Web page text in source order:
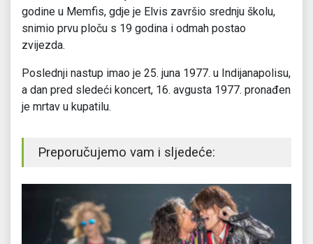
godine u Memfis, gdje je Elvis završio srednju školu,
snimio prvu ploču s 19 godina i odmah postao
zvijezda.
Poslednji nastup imao je 25. juna 1977. u Indijanapolisu,
a dan pred sledeći koncert, 16. avgusta 1977. pronađen
je mrtav u kupatilu.
Preporučujemo vam i sljedeće: